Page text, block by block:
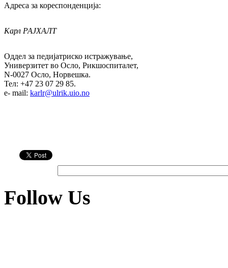
Адреса за кореспонденција:
Карл РАЈХАЛТ
Оддел за педијатриско истражување,
Универзитет во Осло, Рикшоспиталет,
N-0027 Осло, Норвешка.
Тел: +47 23 07 29 85.
e- mail: karlr@ulrik.uio.no
Follow Us